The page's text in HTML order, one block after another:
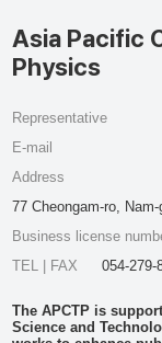
Asia Pacific
Physics
Representative
E-mail
Address
77 Cheongam-ro,
Business license
TEL | FAX
054-279-
The APCTP is
Science and